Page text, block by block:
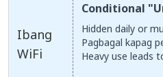
Ibang
WiFi
Conditional
Hidden daily or
Pagbagal kapag
Heavy use leads